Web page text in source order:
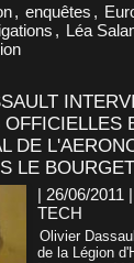
, enquêtes ,
, Léa
DE
LE
| 26/06/2011 |
TECH
Olivier
de la Légion